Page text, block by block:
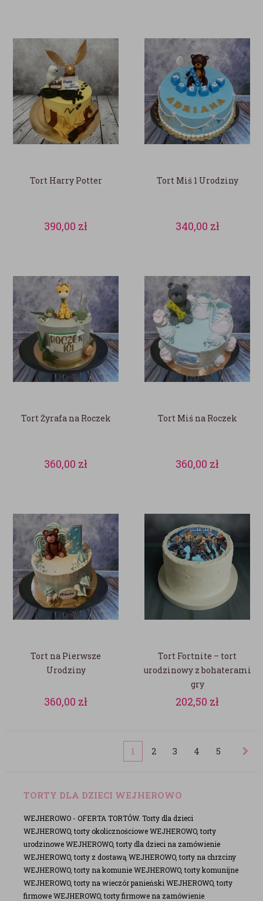
Tort Harry Potter
390,00 zł
Tort Miś 1 Urodziny
340,00 zł
Tort Żyrafa na Roczek
360,00 zł
Tort Miś na Roczek
360,00 zł
Tort na Pierwsze
Urodziny
360,00 zł
Tort Fortnite – tort
urodzinowy z bohaterami
gry
202,50 zł
1 2 3 4 5
TORTY DLA DZIECI WEJHEROWO
WEJHEROWO - OFERTA TORTÓW. Torty dla dzieci
WEJHEROWO, torty okolicznościowe WEJHEROWO, torty
urodzinowe WEJHEROWO, torty dla dzieci na zamówienie
WEJHEROWO, torty z dostawą WEJHEROWO, torty na chrzciny
WEJHEROWO, torty na komunie WEJHEROWO, torty komunijne
WEJHEROWO, torty na wieczór panieński WEJHEROWO, torty
firmowe WEJHEROWO, torty firmowe na zamówienie